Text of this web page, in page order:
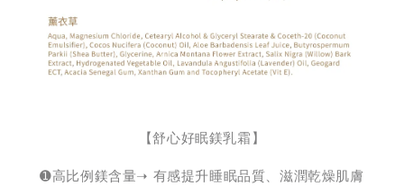
【舒心好眠鎂乳霜】
➊高比例鎂含量➝ 有感提升睡眠品質、滋潤乾燥肌膚